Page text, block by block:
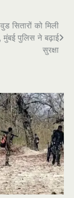
सितारों को मिली
मुंबई पुलिस ने बढ़ाई
सुरक्षा